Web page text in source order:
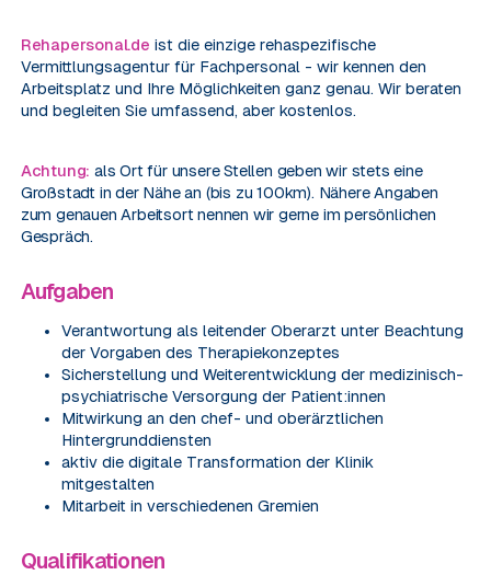
Rehapersonal.de ist die einzige rehaspezifische
Vermittlungsagentur für Fachpersonal - wir kennen den
Arbeitsplatz und Ihre Möglichkeiten ganz genau. Wir beraten
und begleiten Sie umfassend, aber kostenlos.
Achtung: als Ort für unsere Stellen geben wir stets eine
Großstadt in der Nähe an (bis zu 100km). Nähere Angaben
zum genauen Arbeitsort nennen wir gerne im persönlichen
Gespräch.
Aufgaben
Verantwortung als leitender Oberarzt unter Beachtung
der Vorgaben des Therapiekonzeptes
Sicherstellung und Weiterentwicklung der medizinisch-
psychiatrische Versorgung der Patient:innen
Mitwirkung an den chef- und oberärztlichen
Hintergrunddiensten
aktiv die digitale Transformation der Klinik
mitgestalten
Mitarbeit in verschiedenen Gremien
Qualifikationen